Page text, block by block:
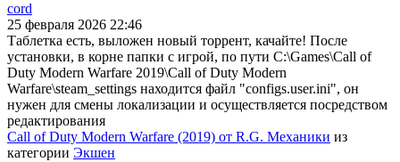
cord
25 февраля 2026 22:46
Таблетка есть, выложен новый торрент, качайте! После
установки, в корне папки с игрой, по пути C:\Games\Call of
Duty Modern Warfare 2019\Call of Duty Modern
Warfare\steam_settings находится файл "configs.user.ini", он
нужен для смены локализации и осуществляется посредством
редактирования
Call of Duty Modern Warfare (2019) от R.G. Механики из
категории Экшен